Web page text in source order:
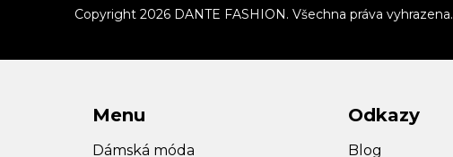
Copyright 2026 DANTE FASHION . Všechna práva vyhrazena.
Menu
Dámská móda
Odkazy
Blog